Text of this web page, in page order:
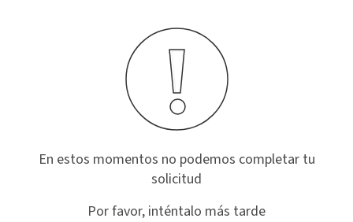
En estos momentos no podemos completar tu
solicitud
Por favor, inténtalo más tarde